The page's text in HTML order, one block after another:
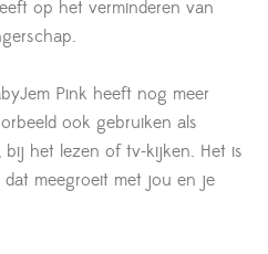
op het verminderen van
Pink heeft nog meer
ook gebruiken als
het lezen of tv-kijken. Het is
meegroeit met jou en je